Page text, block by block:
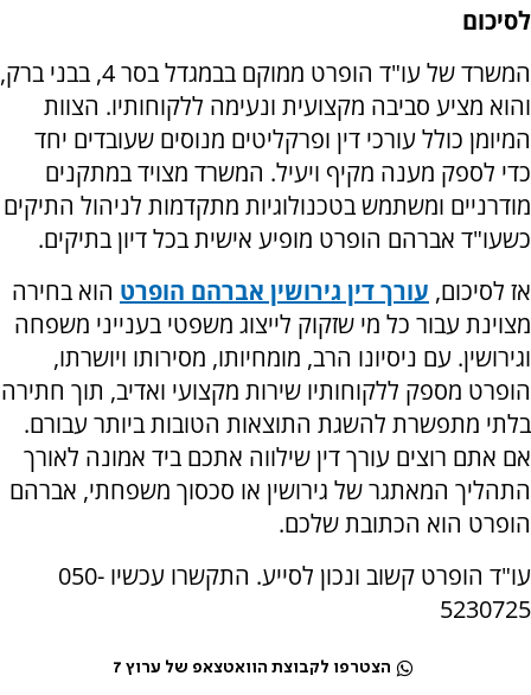
לסיכום
המשרד של עו"ד הופרט ממוקם בבמגדל בסר 4, בבני ברק,
והוא מציע סביבה מקצועית ונעימה ללקוחותיו. הצוות
המיומן כולל עורכי דין ופרקליטים מנוסים שעובדים יחד
כדי לספק מענה מקיף ויעיל. המשרד מצויד במתקנים
מודרניים ומשתמש בטכנולוגיות מתקדמות לניהול התיקים
כשעו"ד אברהם הופרט מופיע אישית בכל דיון בתיקים.
אז לסיכום, עורך דין גירושין אברהם הופרט הוא בחירה
מצוינת עבור כל מי שזקוק לייצוג משפטי בענייני משפחה
וגירושין. עם ניסיונו הרב, מומחיותו, מסירותו ויושרתו,
הופרט מספק ללקוחותיו שירות מקצועי ואדיב, תוך חתירה
בלתי מתפשרת להשגת התוצאות הטובות ביותר עבורם.
אם אתם רוצים עורך דין שילווה אתכם ביד אמונה לאורך
התהליך המאתגר של גירושין או סכסוך משפחתי, אברהם
הופרט הוא הכתובת שלכם.
עו"ד הופרט קשוב ונכון לסייע. התקשרו עכשיו 050-
5230725
הצטרפו לקבוצת הוואטצאפ של ערוץ 7